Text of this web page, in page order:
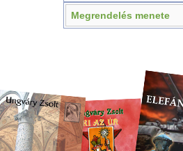
Megrendelés menete